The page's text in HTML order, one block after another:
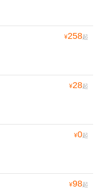
¥258起
¥28起
¥0起
¥98起